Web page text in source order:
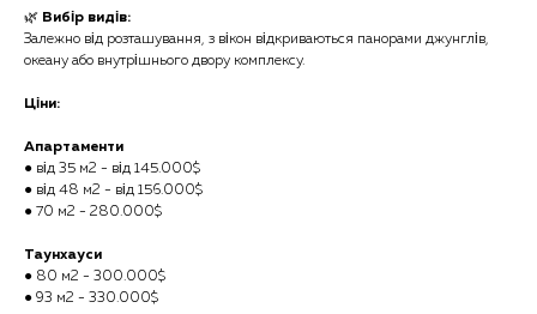
🌿 Вибір видів:
Залежно від розташування, з вікон відкриваються панорами джунглів,
океану або внутрішнього двору комплексу.
Ціни:
Апартаменти
● від 35 м2 - від 145.000$
● від 48 м2 - від 156.000$
● 70 м2 - 280.000$
Таунхауси
● 80 м2 - 300.000$
● 93 м2 - 330.000$